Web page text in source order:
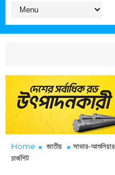
Home জাতীয়
সাভার-
চার্জশিট